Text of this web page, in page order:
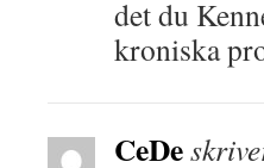
det du
kroniska
CeDe